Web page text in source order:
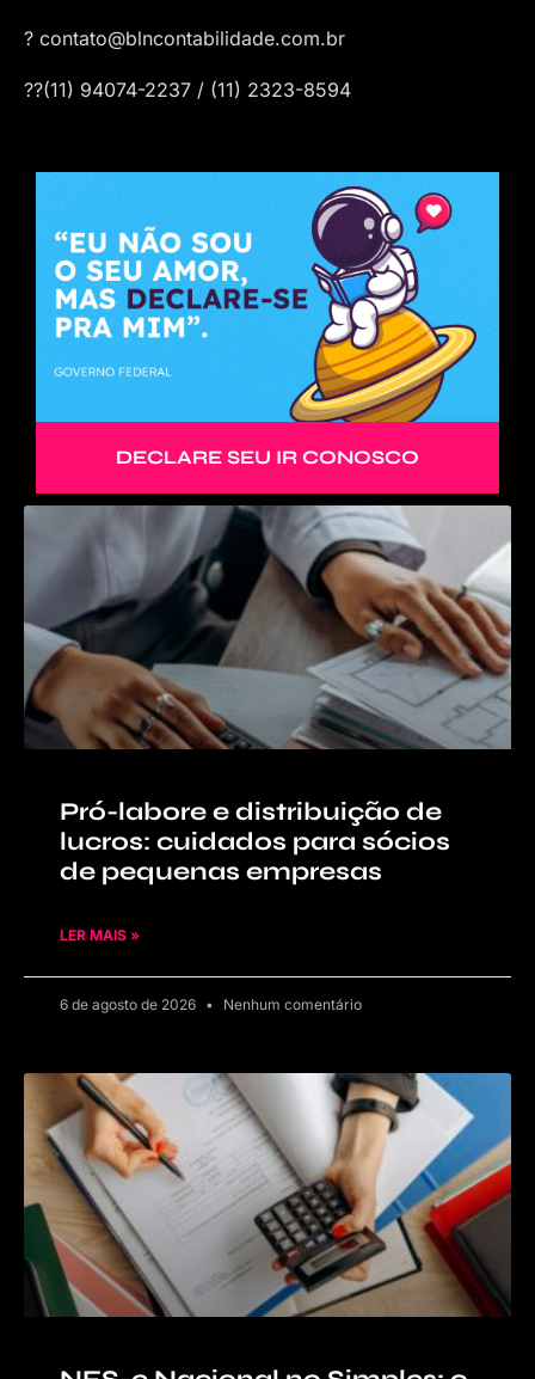
? contato@blncontabilidade.com.br
?‍?(11) 94074-2237 / (11) 2323-8594
DECLARE SEU IR CONOSCO
Pró-labore e distribuição de
lucros: cuidados para sócios
de pequenas empresas
LER MAIS »
6 de agosto de 2026 Nenhum comentário